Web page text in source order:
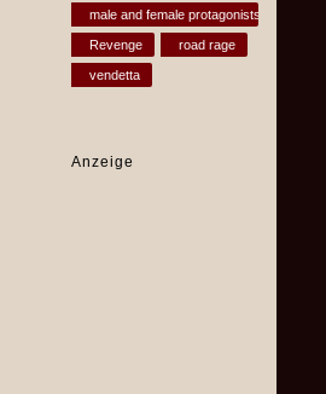
male and female protagonists
Revenge road rage
vendetta
Anzeige